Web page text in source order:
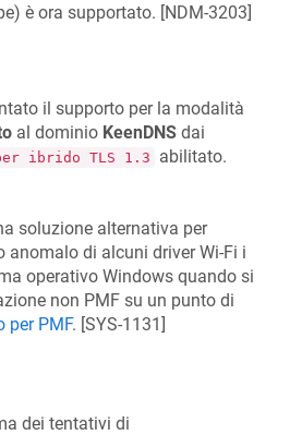
è ora supportato. [NDM-3203]
il supporto per la modalità
al dominio KeenDNS dai
ibrido TLS 1.3
abilitato.
soluzione alternativa per
anomalo di alcuni driver Wi-Fi i
operativo Windows quando si
non PMF su un punto di
per PMF. [SYS-1131 ]
dei tentativi di